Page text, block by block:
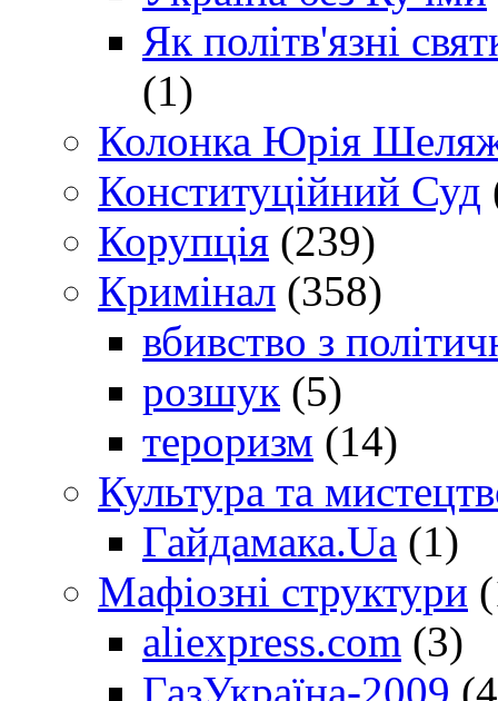
Як політв'язні
(1)
Колонка Юрія
Конституційний Суд
Корупція (239)
Кримінал (358)
вбивство з
розшук (5)
тероризм (14)
Культура та
Гайдамака.Ua (1)
Мафіозні структури
aliexpress.com (3)
ГазУкраїна-2009